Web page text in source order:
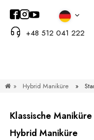
+48 512 041 222
» Hybrid Maniküre »
Klassische Maniküre
Hybrid Maniküre